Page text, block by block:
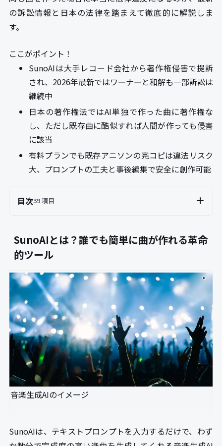
の訴訟情報と日本の法律を踏まえて徹底的に解説しま
す。
ここがポイント！
SunoAIは大手レコード会社から著作権侵害で提訴
され、2026年最新ではワーナーと和解も一部訴訟は
継続中
日本の著作権法ではAI単独で作った曲に著作権な
し、ただし既存曲に酷似すれば人間が作っても侵害
に該当
有料プランでも既存アニソンの完コピは違法リスク
大、プロンプトの工夫と事後編集で安全に創作可能
目次39 項目
SunoAIとは？誰でも簡単に曲が作れる革命
的ツール
音楽生成AIのイメージ
SunoAIは、テキストプロンプトを入力するだけで、わず